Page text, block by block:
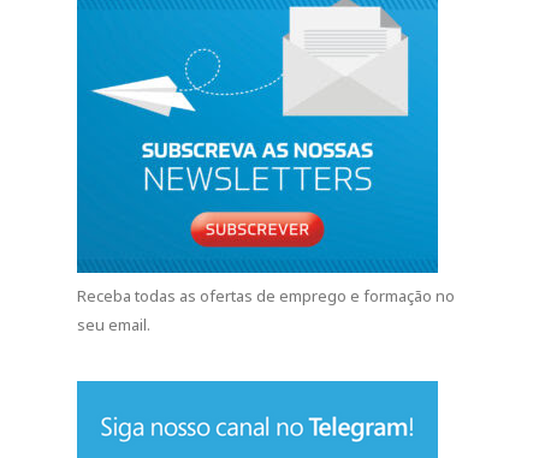
Receba todas as ofertas de emprego e formação no
seu email.